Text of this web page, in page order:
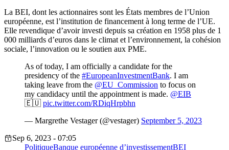
La BEI, dont les actionnaires sont les États membres de l’Union
européenne, est l’institution de financement à long terme de l’UE.
Elle revendique d’avoir investi depuis sa création en 1958 plus de 1
000 milliards d’euros dans le climat et l’environnement, la cohésion
sociale, l’innovation ou le soutien aux PME.
As of today, I am officially a candidate for the
presidency of the #EuropeanInvestmentBank. I am
taking leave from the @EU_Commission to focus on
my candidacy until the appointment is made. @EIB
🇪🇺 pic.twitter.com/RDiqHrpbhn
— Margrethe Vestager (@vestager) September 5, 2023
Sep 6, 2023 - 07:05
PolitiqueBanque européenne d’investissementBEI